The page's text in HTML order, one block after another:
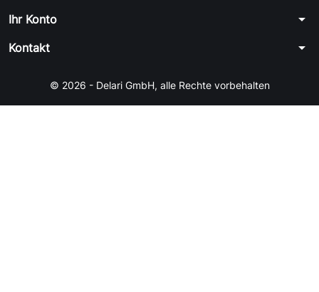
Ihr Konto arrow_drop_down
Kontakt arrow_drop_down
© 2026 - Delari GmbH, alle Rechte vorbehalten